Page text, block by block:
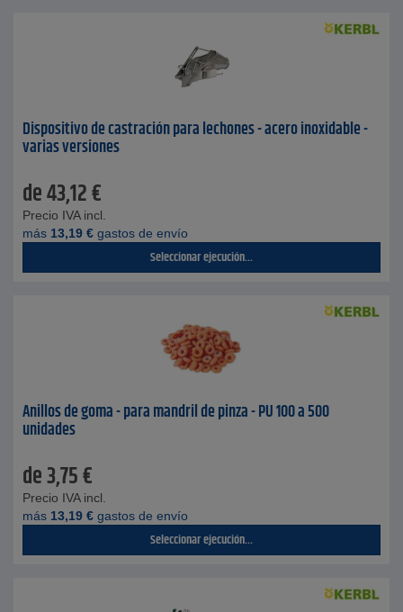
Dispositivo de castración para lechones - acero inoxidable -
varias versiones
de43,12€
Precio IVA incl.
más 13,19 € gastos de envío
Seleccionar ejecución...
Anillos de goma - para mandril de pinza - PU 100 a 500
unidades
de3,75€
Precio IVA incl.
más 13,19 € gastos de envío
Seleccionar ejecución...